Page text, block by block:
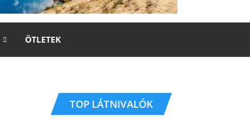
ÖTLETEK
TOP LÁTNIVALÓK